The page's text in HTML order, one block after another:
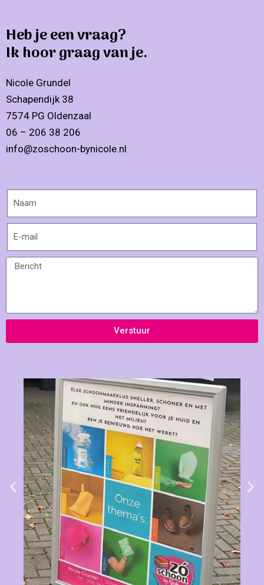
Heb je een vraag?
Ik hoor graag van je.
Nicole Grundel
Schapendijk 38
7574 PG Oldenzaal
06 – 206 38 206
info@zoschoon-bynicole.nl
Verstuur